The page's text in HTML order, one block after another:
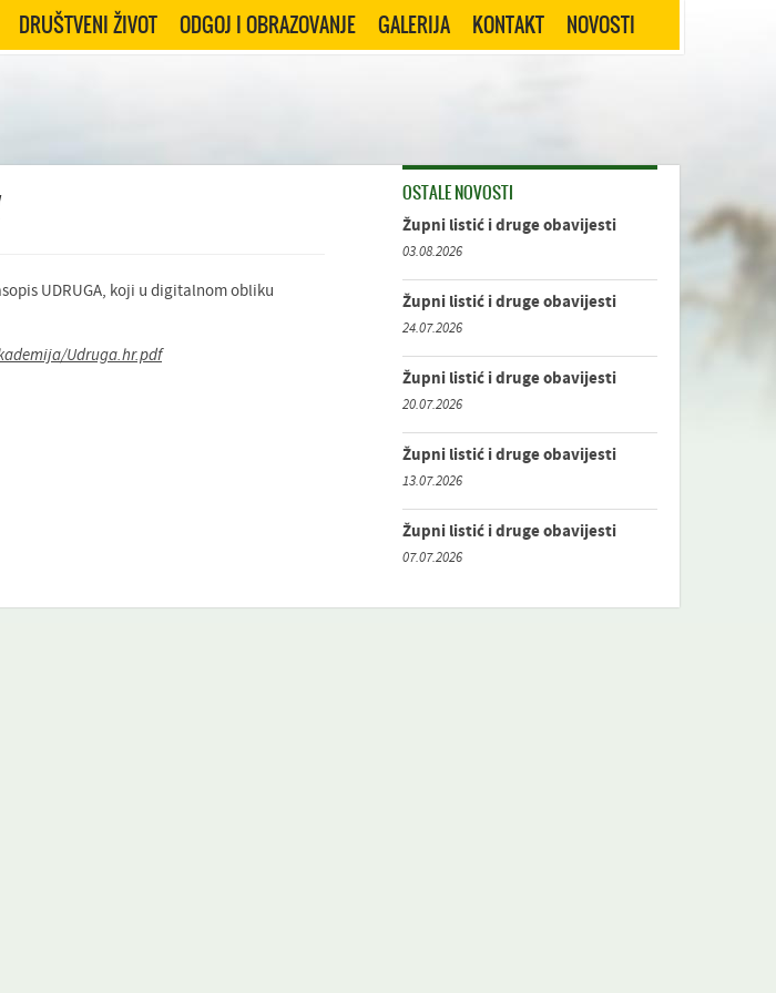
DRUŠTVENI ŽIVOT ODGOJ I OBRAZOVANJE GALERIJA KONTAKT NOVOSTI
UDRUGA, koji u digitalnom obliku
Udruga.hr.pdf
OSTALE NOVOSTI
Župni listić i druge obavijesti
03.08.2026
Župni listić i druge obavijesti
24.07.2026
Župni listić i druge obavijesti
20.07.2026
Župni listić i druge obavijesti
13.07.2026
Župni listić i druge obavijesti
07.07.2026